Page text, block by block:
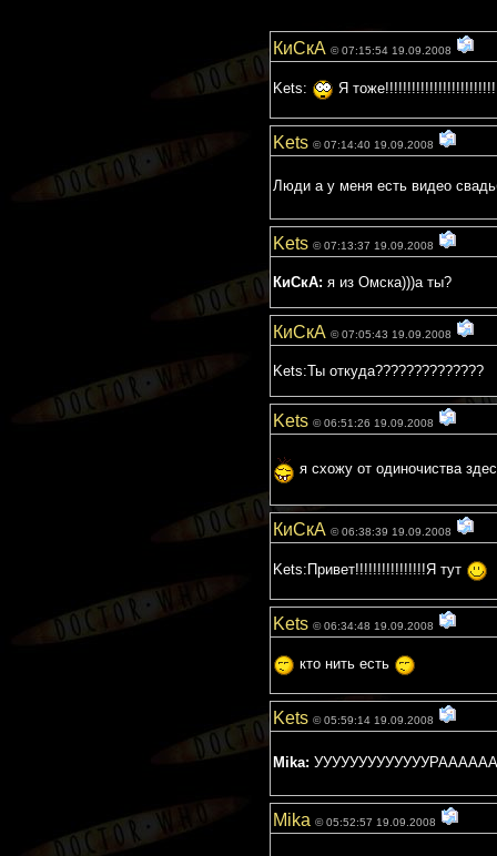
КиСкА © 07:15:54 19.09.2008
Kets: Я
Kets © 07:14:40 19.09.2008
Люди а у меня есть видео
Kets © 07:13:37 19.09.2008
КиСкА: я из Омска)))а ты?
КиСкА © 07:05:43 19.09.2008
Kets:Ты откуда??????????????
Kets © 06:51:26 19.09.2008
я схожу от одиночиства
КиСкА © 06:38:39 19.09.2008
Kets:Привет!!!!!!!!!!!!!!!!Я тут
Kets © 06:34:48 19.09.2008
кто нить есть
Kets © 05:59:14 19.09.2008
Mika:
Mika © 05:52:57 19.09.2008